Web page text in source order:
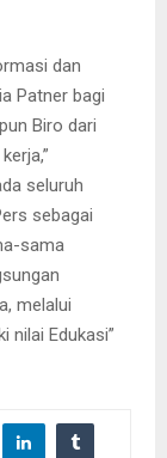
dan
Patner bagi
Biro dari
seluruh
sebagai
sama
melalui
nilai Edukasi”